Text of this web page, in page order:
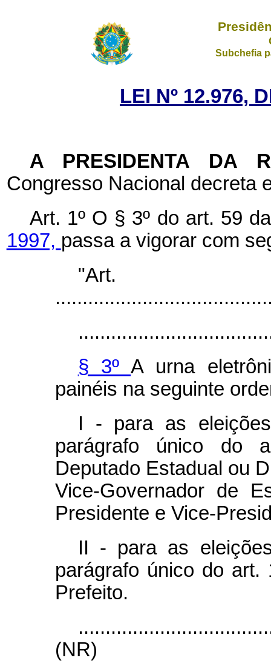
Subchefia
LEI Nº 12.976,
A PRESIDENTA DA
Congresso Nacional decreta
Art. 1º O § 3º do art. 59
1997, passa a vigorar com
§ 3ºA urna
painéis na seguinte
I - para as
parágrafo único do
Deputado Estadual ou
Vice-Governador de
Presidente e Vice-
II - para as
parágrafo único do art.
Prefeito.
(NR)